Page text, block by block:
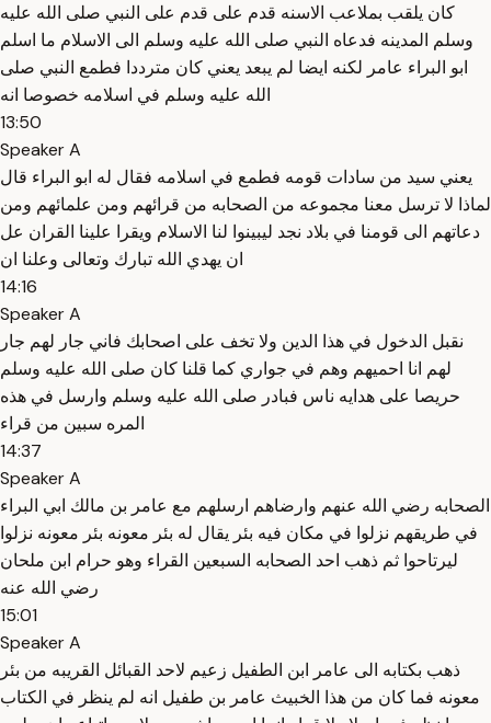
كان يلقب بملاعب الاسنه قدم على قدم على النبي صلى الله عليه
وسلم المدينه فدعاه النبي صلى الله عليه وسلم الى الاسلام ما اسلم
ابو البراء عامر لكنه ايضا لم يبعد يعني كان مترددا فطمع النبي صلى
الله عليه وسلم في اسلامه خصوصا انه
13:50
Speaker A
يعني سيد من سادات قومه فطمع في اسلامه فقال له ابو البراء قال
لماذا لا ترسل معنا مجموعه من الصحابه من قرائهم ومن علمائهم ومن
دعاتهم الى قومنا في بلاد نجد ليبينوا لنا الاسلام ويقرا علينا القران عل
ان يهدي الله تبارك وتعالى وعلنا ان
14:16
Speaker A
نقبل الدخول في هذا الدين ولا تخف على اصحابك فاني جار لهم جار
لهم انا احميهم وهم في جواري كما قلنا كان صلى الله عليه وسلم
حريصا على هدايه ناس فبادر صلى الله عليه وسلم وارسل في هذه
المره سبين من قراء
14:37
Speaker A
الصحابه رضي الله عنهم وارضاهم ارسلهم مع عامر بن مالك ابي البراء
في طريقهم نزلوا في مكان فيه بئر يقال له بئر معونه بئر معونه نزلوا
ليرتاحوا ثم ذهب احد الصحابه السبعين القراء وهو حرام ابن ملحان
رضي الله عنه
15:01
Speaker A
ذهب بكتابه الى عامر ابن الطفيل زعيم لاحد القبائل القريبه من بئر
معونه فما كان من هذا الخبيث عامر بن طفيل انه لم ينظر في الكتاب